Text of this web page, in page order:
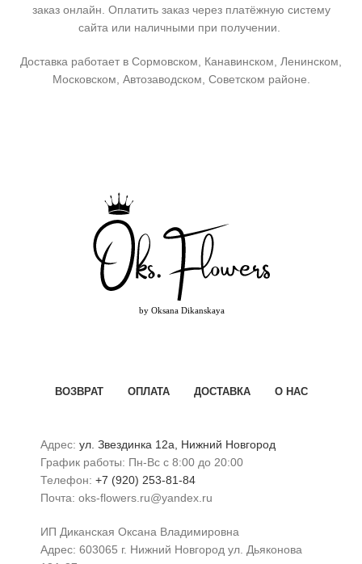
заказ онлайн. Оплатить заказ через платёжную систему
сайта или наличными при получении.
Доставка работает в Сормовском, Канавинском, Ленинском,
Московском, Автозаводском, Советском районе.
ВОЗВРАТ ОПЛАТА ДОСТАВКА О НАС
Адрес: ул. Звездинка 12а, Нижний Новгород
График работы: Пн-Вс с 8:00 до 20:00
Телефон: +7 (920) 253-81-84
Почта: oks-flowers.ru@yandex.ru
ИП Диканская Оксана Владимировна
Адрес: 603065 г. Нижний Новгород ул. Дьяконова